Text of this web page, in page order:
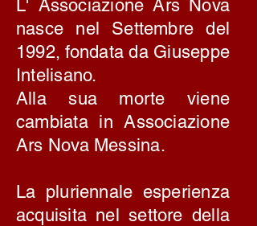
L' Associazione Ars Nova
nasce nel Settembre del
1992, fondata da Giuseppe
Intelisano.
Alla sua morte viene
cambiata in Associazione
Ars Nova Messina.
La pluriennale esperienza
acquisita nel settore della